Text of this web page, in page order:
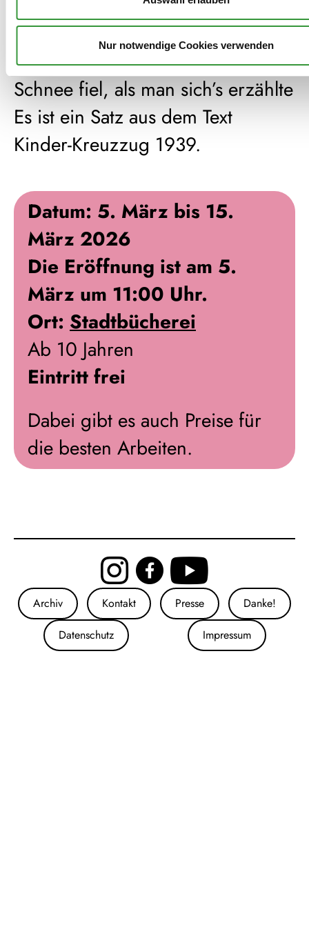
Nur notwendige Cookies verwenden
Bilder und Videos.
Die Ausstellung heißt:
Schnee fiel, als man sich’s erzählte
Es ist ein Satz aus dem Text
Kinder-Kreuzzug 1939.
Datum: 5. März bis 15.
März 2026
Die Eröffnung ist am 5.
März um 11:00 Uhr.
Ort: Stadtbücherei
Ab 10 Jahren
Eintritt frei
Dabei gibt es auch Preise für
die besten Arbeiten.
Archiv Kontakt Presse
Danke!
Datenschutz
Impressum